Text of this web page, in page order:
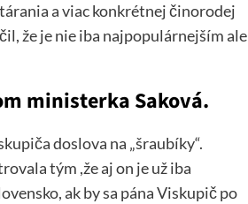
a viac konkrétnej činorodej
že je nie iba najpopulárnejším ale
ministerka Saková.
doslova na „šraubíky“.
tým ,že aj on je už iba
ak by sa pána Viskupič po